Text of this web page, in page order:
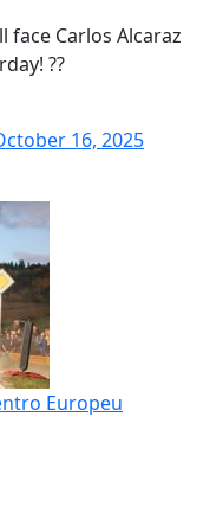
face Carlos Alcaraz
??
16, 2025
Europeu